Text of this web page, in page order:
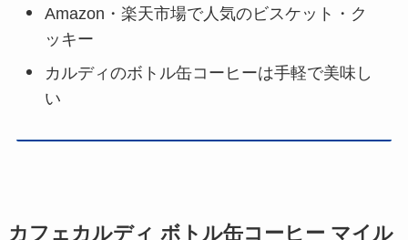
Amazon・楽天市場で人気のビスケット・ク
ッキー
カルディのボトル缶コーヒーは手軽で美味し
い
カフェカルディ ボトル缶コーヒー マイル